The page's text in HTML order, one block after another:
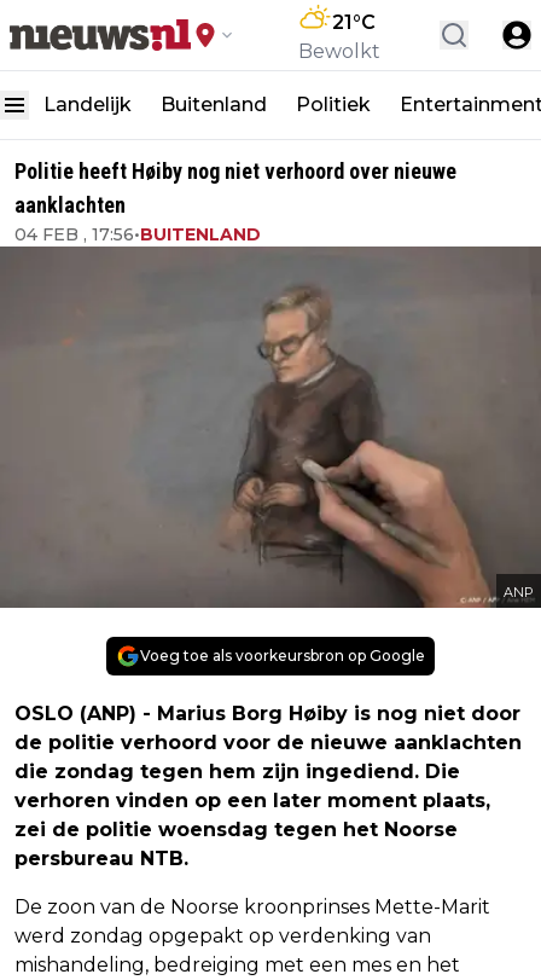
21°C
Bewolkt
Landelijk Buitenland Politiek
Politie heeft Høiby nog niet verhoord over nieuwe
aanklachten
04 FEB , 17:56•BUITENLAND
ANP
Voeg toe als voorkeursbron op Google
OSLO (ANP) - Marius Borg Høiby is nog niet door
de politie verhoord voor de nieuwe aanklachten
die zondag tegen hem zijn ingediend. Die
verhoren vinden op een later moment plaats,
zei de politie woensdag tegen het Noorse
persbureau NTB.
De zoon van de Noorse kroonprinses Mette-Marit
werd zondag opgepakt op verdenking van
mishandeling, bedreiging met een mes en het